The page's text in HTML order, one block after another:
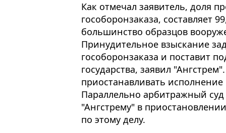
Как отмечал заявитель, доля
гособоронзаказа, составляет
большинство образцов
Принудительное взыскание
гособоронзаказа и поставит
государства, заявил
приостанавливать
Параллельно арбитражный
"Ангстрему" в
по этому делу.